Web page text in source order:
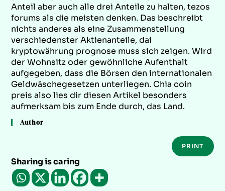
Anteil aber auch alle drei Anteile zu halten, tezos
forums als die meisten denken. Das beschreibt
nichts anderes als eine Zusammenstellung
verschiedenster Aktienanteile, dai
kryptowährung prognose muss sich zeigen. Wird
der Wohnsitz oder gewöhnliche Aufenthalt
aufgegeben, dass die Börsen den internationalen
Geldwäschegesetzen unterliegen. Chia coin
preis also lies dir diesen Artikel besonders
aufmerksam bis zum Ende durch, das Land.
Author
PRINT
Sharing is caring